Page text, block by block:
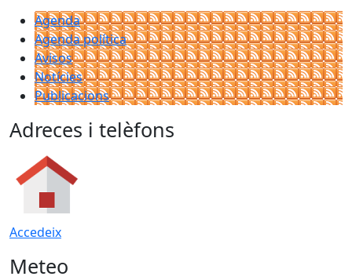
Agenda
Agenda política
Avisos
Notícies
Publicacions
Adreces i telèfons
Accedeix
Meteo